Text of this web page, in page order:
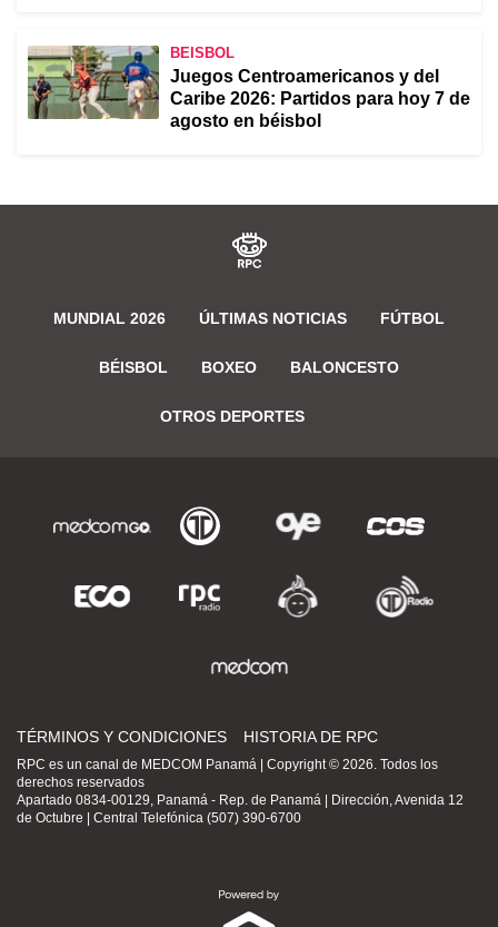
BEISBOL
Juegos Centroamericanos y del
Caribe 2026: Partidos para hoy 7 de
agosto en béisbol
MUNDIAL 2026 ÚLTIMAS NOTICIAS FÚTBOL
BÉISBOL BOXEO BALONCESTO
OTROS DEPORTES
TÉRMINOS Y CONDICIONES HISTORIA DE RPC
RPC es un canal de MEDCOM Panamá | Copyright © 2026. Todos los
derechos reservados
Apartado 0834-00129, Panamá - Rep. de Panamá | Dirección, Avenida 12
de Octubre | Central Telefónica (507) 390-6700